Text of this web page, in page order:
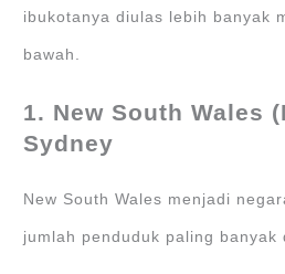
ibukotanya diulas lebih banyak
bawah.
1. New South Wales
Sydney
New South Wales menjadi
jumlah penduduk paling banyak